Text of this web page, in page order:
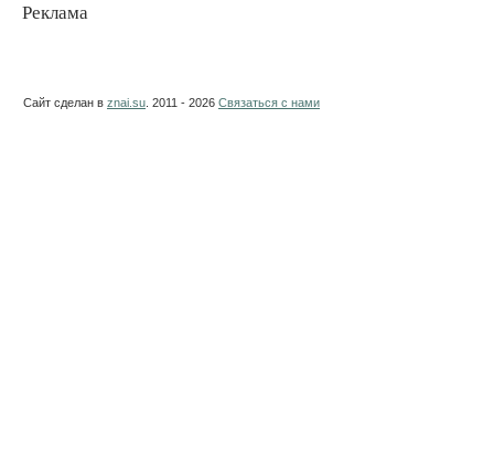
Реклама
Сайт сделан в znai.su . 2011 - 2026 Связаться с нами